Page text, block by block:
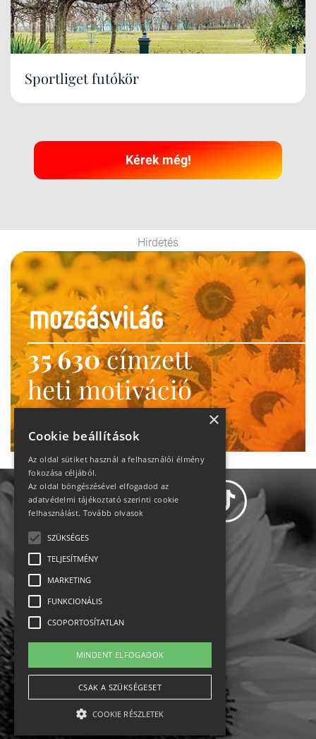
Sportliget futókör
Kérek még!
Hirdetés
35 630címzett
heti motiváció
Ne maradj le!
Impresszum-kapcsolat
Jogi nyilatkozat
Rólunk
English
×
Cookie beállítások
Az oldal sütiket használ a felhasználói élmény
fokozása céljából.
Az oldal böngészésével elfogadod az
adatvédelmi tájékoztató szerinti cookie
felhasználást. Tovább olvasok
SZÜKSÉGES
TELJESÍTMÉNY
MARKETING
FUNKCIONÁLIS
CSOPORTOSÍTATLAN
MINDENT ELFOGADOK
CSAK A SZÜKSÉGESET
COOKIE RÉSZLETEK